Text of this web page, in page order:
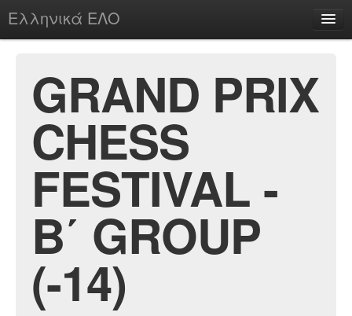
Ελληνικά ΕΛΟ
chesstu.be @ discord
Login
GRAND PRIX
CHESS
FESTIVAL -
B΄ GROUP
(-14)